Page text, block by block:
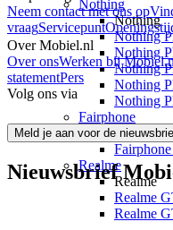
Nothing
Nothing
Nothing
Nothing
Nothing
Nothing
Nothing
Fairphone
Fairphone
Realme
Realme
Realme
Realme
Neem contact met ons op
vraagServicepunt
Over Mobiel.nl
Over onsWerken bij
statementPers
Volg ons via
Meld je aan voor de
Nieuwsbrief